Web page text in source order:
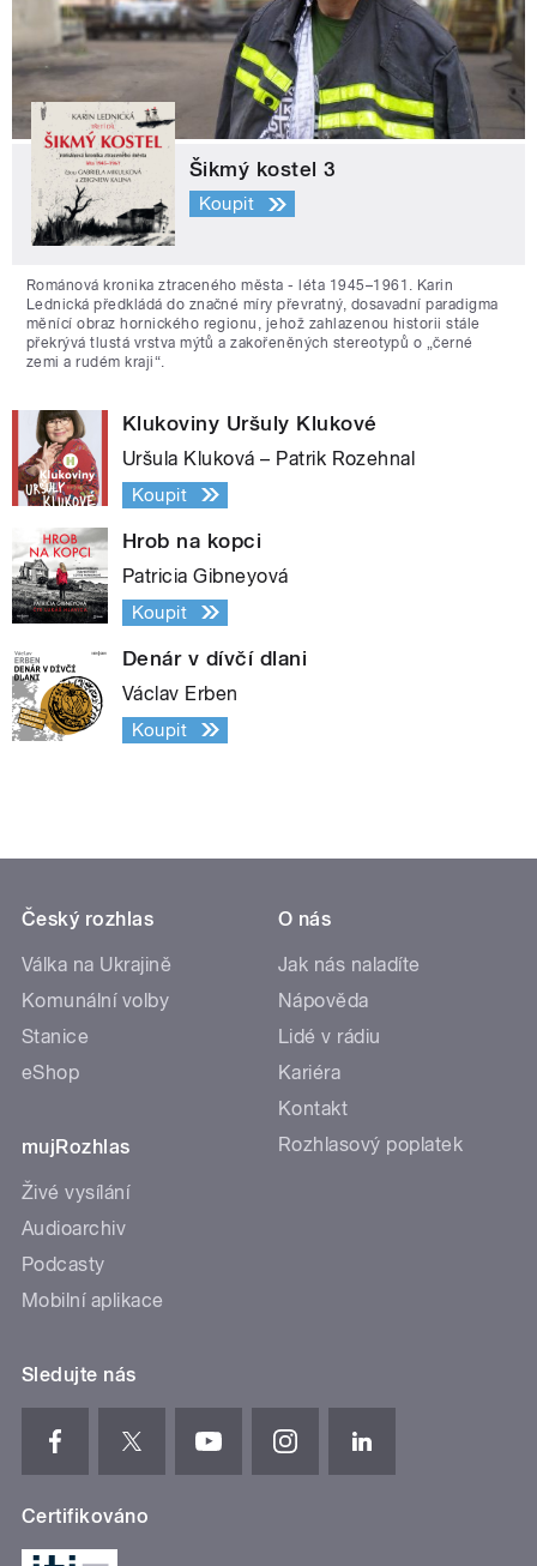
Šikmý kostel 3
Koupit
Románová kronika ztraceného města - léta 1945–1961. Karin
Lednická předkládá do značné míry převratný, dosavadní paradigma
měnící obraz hornického regionu, jehož zahlazenou historii stále
překrývá tlustá vrstva mýtů a zakořeněných stereotypů o „černé
zemi a rudém kraji“.
Klukoviny Uršuly Klukové
Uršula Kluková – Patrik Rozehnal
Koupit
Hrob na kopci
Patricia Gibneyová
Koupit
Denár v dívčí dlani
Václav Erben
Koupit
Český rozhlas
Válka na Ukrajině
Komunální volby
Stanice
eShop
mujRozhlas
Živé vysílání
Audioarchiv
Podcasty
Mobilní aplikace
O nás
Jak nás naladíte
Nápověda
Lidé v rádiu
Kariéra
Kontakt
Rozhlasový poplatek
Sledujte nás
Certifikováno